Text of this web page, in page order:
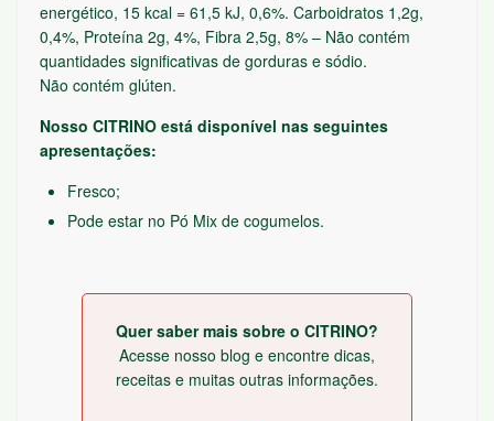
energético, 15 kcal = 61,5 kJ, 0,6%. Carboidratos 1,2g,
0,4%, Proteína 2g, 4%, Fibra 2,5g, 8% – Não contém
quantidades significativas de gorduras e sódio.
Não contém glúten.
Nosso CITRINO está disponível nas seguintes
apresentações:
Fresco;
Pode estar no Pó Mix de cogumelos.
Quer saber mais sobre o CITRINO?
Acesse nosso blog e encontre dicas,
receitas e muitas outras informações.